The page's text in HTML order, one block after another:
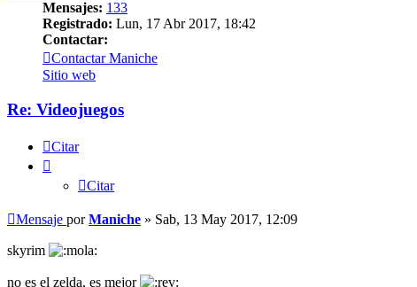
Mensajes: 133
Registrado: Lun, 17 Abr 2017, 18:42
Contactar:
Contactar Maniche
Sitio web
Re: Videojuegos
Citar
Citar
Mensaje porManiche » Sab, 13 May 2017, 12:09
skyrim
no es el zelda, es mejor